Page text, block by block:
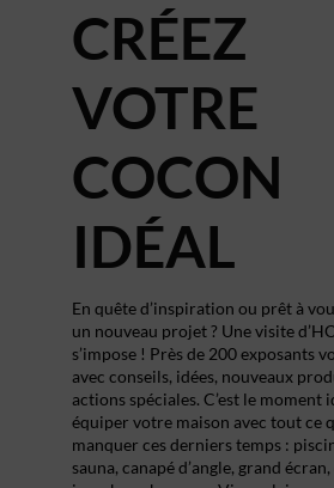
CRÉEZ
VOTRE
COCON
IDÉAL
En quête d’inspiration ou prêt à
un nouveau projet ? Une visite
s’impose ! Près de 200 exposants
avec conseils, idées, nouveaux
actions spéciales. C’est le moment
équiper votre maison avec tout ce
manquer ces derniers temps :
sauna, canapé d’angle, grand